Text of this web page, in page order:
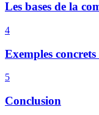
Les bases de la
4
Exemples
5
Conclusion